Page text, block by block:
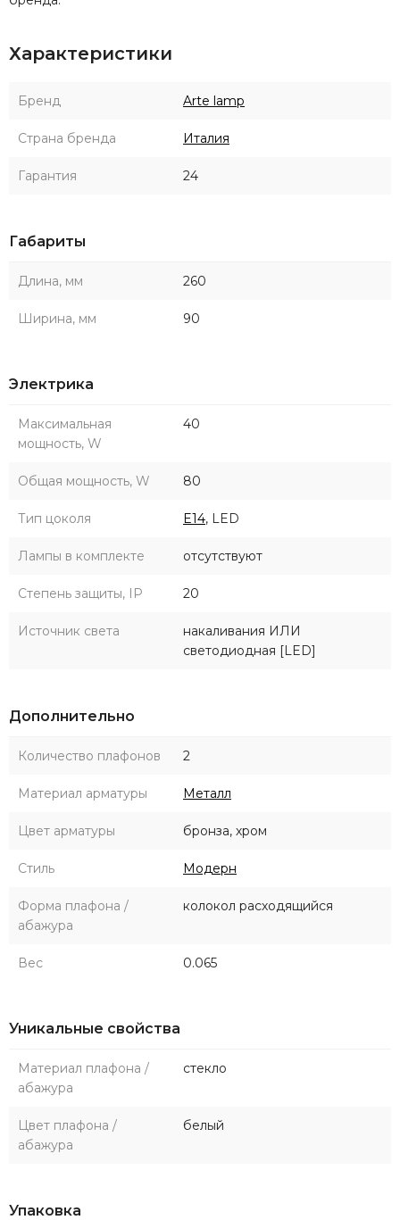
Характеристики
Бренд Arte lamp
Страна бренда Италия
Гарантия 24
Габариты
Длина, мм 260
Ширина, мм 90
Электрика
Максимальная
мощность, W
40
Общая мощность, W 80
Тип цоколя E14, LED
Лампы в комплекте отсутствуют
Степень защиты, IP 20
Источник света
накаливания ИЛИ
светодиодная [LED]
Дополнительно
Количество плафонов 2
Материал арматуры Металл
Цвет арматуры бронза, хром
Стиль Модерн
Форма плафона /
абажура
колокол расходящийся
Вес 0.065
Уникальные свойства
Материал плафона /
абажура
стекло
Цвет плафона /
абажура
белый
Упаковка